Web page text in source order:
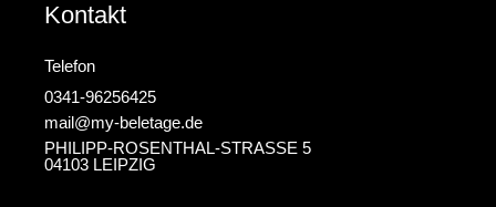
Kontakt
Telefon
0341-96256425
mail@my-beletage.de
PHILIPP-ROSENTHAL-STRASSE 5
04103 LEIPZIG